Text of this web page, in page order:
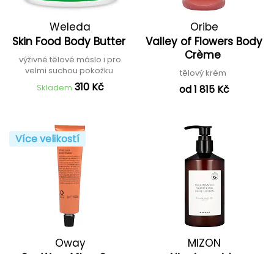
Weleda
Skin Food Body Butter
výživné tělové máslo i pro
velmi suchou pokožku
Skladem 310 Kč
Oribe
Valley of Flowers Body
Crème
tělový krém
od 1 815 Kč
Více velikostí
Oway
MIZON